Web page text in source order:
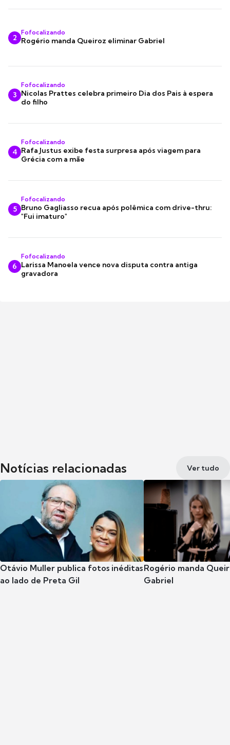
2
Fofocalizando
Rogério manda Queiroz eliminar Gabriel
3
Fofocalizando
Nicolas Prattes celebra primeiro Dia dos Pais à espera
do filho
4
Fofocalizando
Rafa Justus exibe festa surpresa após viagem para
Grécia com a mãe
5
Fofocalizando
Bruno Gagliasso recua após polêmica com drive-thru:
"Fui imaturo"
6
Fofocalizando
Larissa Manoela vence nova disputa contra antiga
gravadora
Notícias relacionadas Ver tudo
Otávio Muller publica fotos inéditas
ao lado de Preta Gil
Rogério manda
Gabriel